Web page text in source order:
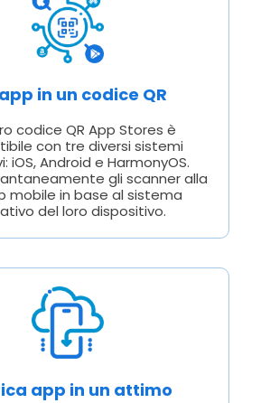
in un codice QR
codice QR App Stores è
con tre diversi sistemi
iOS, Android e HarmonyOS.
gli scanner alla
mobile in base al sistema
del loro dispositivo.
app in un attimo